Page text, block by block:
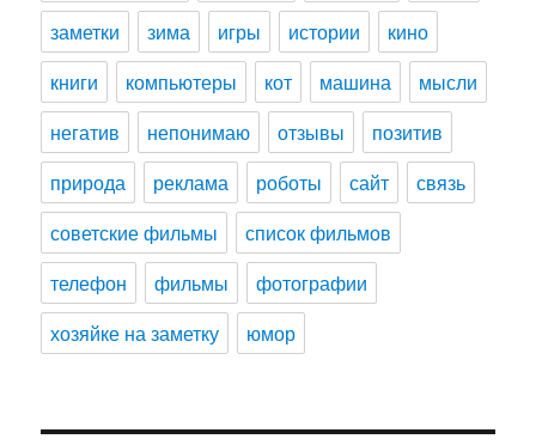
заметки
зима игры истории
кино
книги
компьютеры кот машина
мысли
негатив
непонимаю отзывы
позитив
природа
реклама роботы сайт
связь
советские фильмы
список фильмов
телефон
фильмы
фотографии
хозяйке на заметку
юмор